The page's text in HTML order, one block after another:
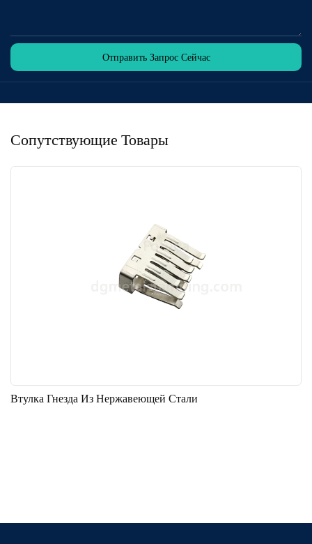
Отправить Запрос Сейчас
Сопутствующие Товары
Втулка Гнезда Из Нержавеющей Стали